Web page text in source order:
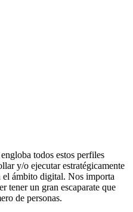
todos estos perfiles
y/o ejecutar estratégicamente
el ámbito digital. Nos importa
tener un gran escaparate que
de personas.